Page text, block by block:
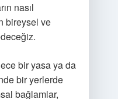
nasıl
bireysel ve
bir yasa ya da
bir yerlerde
bağlamlar,